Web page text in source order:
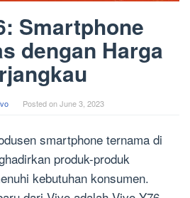
Smartphone
dengan Harga
Posted onJune 3, 2023
smartphone ternama di
produk-produk
kebutuhan konsumen.